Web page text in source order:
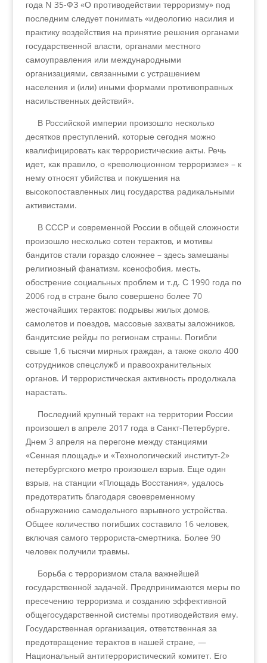
года N 35-ФЗ «О противодействии терроризму» под
последним следует понимать «идеологию насилия и
практику воздействия на принятие решения органами
государственной власти, органами местного
самоуправления или международными
организациями, связанными с устрашением
населения и (или) иными формами противоправных
насильственных действий».
В Российской империи произошло несколько
десятков преступлений, которые сегодня можно
квалифицировать как террористические акты. Речь
идет, как правило, о «революционном терроризме» – к
нему относят убийства и покушения на
высокопоставленных лиц государства радикальными
активистами.
В СССР и современной России в общей сложности
произошло несколько сотен терактов, и мотивы
бандитов стали гораздо сложнее – здесь замешаны
религиозный фанатизм, ксенофобия, месть,
обострение социальных проблем и т.д. С 1990 года по
2006 год в стране было совершено более 70
жесточайших терактов: подрывы жилых домов,
самолетов и поездов, массовые захваты заложников,
бандитские рейды по регионам страны. Погибли
свыше 1,6 тысячи мирных граждан, а также около 400
сотрудников спецслужб и правоохранительных
органов. И террористическая активность продолжала
нарастать.
Последний крупный теракт на территории России
произошел в апреле 2017 года в Санкт-Петербурге.
Днем 3 апреля на перегоне между станциями
«Сенная площадь» и «Технологический институт-2»
петербургского метро произошел взрыв. Еще один
взрыв, на станции «Площадь Восстания», удалось
предотвратить благодаря своевременному
обнаружению самодельного взрывного устройства.
Общее количество погибших составило 16 человек,
включая самого террориста-смертника. Более 90
человек получили травмы.
Борьба с терроризмом стала важнейшей
государственной задачей. Предпринимаются меры по
пресечению терроризма и созданию эффективной
общегосударственной системы противодействия ему.
Государственная организация, ответственная за
предотвращение терактов в нашей стране, —
Национальный антитеррористический комитет. Его